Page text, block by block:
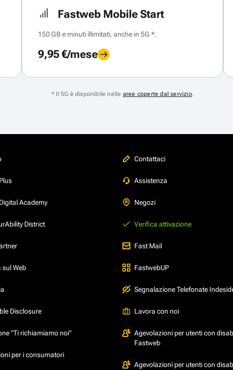
Fastweb Mobile Start
150 GB e minuti illimitati, anche in 5G *.
9,95 €/mese
* Il 5G è disponibile nelle aree coperte dal servizio.
Academy
District
sul Web
Disclosure
"Ti richiamiamo noi"
per i consumatori
Contattaci
Assistenza
Negozi
Verifica attivazione
Fast Mail
FastwebUP
Segnalazione Telefonate
Lavora con noi
Agevolazioni per utenti con
Fastweb
Agevolazioni per utenti con